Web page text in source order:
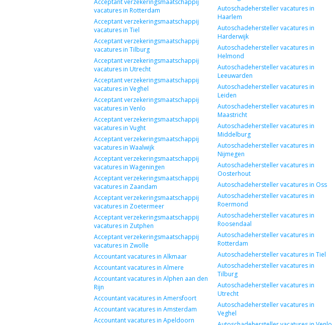
Acceptant verzekeringsmaatschappij
vacatures in Rotterdam
Acceptant verzekeringsmaatschappij
vacatures in Tiel
Acceptant verzekeringsmaatschappij
vacatures in Tilburg
Acceptant verzekeringsmaatschappij
vacatures in Utrecht
Acceptant verzekeringsmaatschappij
vacatures in Veghel
Acceptant verzekeringsmaatschappij
vacatures in Venlo
Acceptant verzekeringsmaatschappij
vacatures in Vught
Acceptant verzekeringsmaatschappij
vacatures in Waalwijk
Acceptant verzekeringsmaatschappij
vacatures in Wageningen
Acceptant verzekeringsmaatschappij
vacatures in Zaandam
Acceptant verzekeringsmaatschappij
vacatures in Zoetermeer
Acceptant verzekeringsmaatschappij
vacatures in Zutphen
Acceptant verzekeringsmaatschappij
vacatures in Zwolle
Accountant vacatures in Alkmaar
Accountant vacatures in Almere
Accountant vacatures in Alphen aan den
Rijn
Accountant vacatures in Amersfoort
Accountant vacatures in Amsterdam
Accountant vacatures in Apeldoorn
Autoschadehersteller vacatures in
Haarlem
Autoschadehersteller vacatures in
Harderwijk
Autoschadehersteller vacatures in
Helmond
Autoschadehersteller vacatures in
Leeuwarden
Autoschadehersteller vacatures in
Leiden
Autoschadehersteller vacatures in
Maastricht
Autoschadehersteller vacatures in
Middelburg
Autoschadehersteller vacatures in
Nijmegen
Autoschadehersteller vacatures in
Oosterhout
Autoschadehersteller vacatures in Oss
Autoschadehersteller vacatures in
Roermond
Autoschadehersteller vacatures in
Roosendaal
Autoschadehersteller vacatures in
Rotterdam
Autoschadehersteller vacatures in Tiel
Autoschadehersteller vacatures in
Tilburg
Autoschadehersteller vacatures in
Utrecht
Autoschadehersteller vacatures in
Veghel